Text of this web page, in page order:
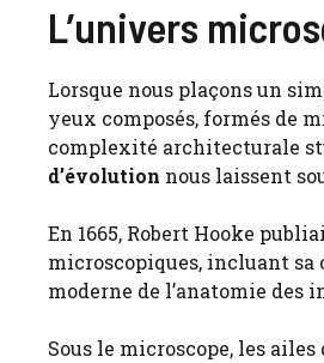
L’univers
Lorsque nous plaçons un
yeux composés, formés de
complexité architecturale
d’évolution nous laissent
En 1665, Robert Hooke
microscopiques, incluant sa
moderne de l’anatomie des
Sous le microscope, les